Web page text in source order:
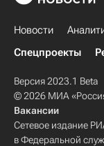
Новости
Спецпроекты
Версия 2023.1 Beta
© 2026 МИА
Вакансии
Сетевое издание
в Федеральной